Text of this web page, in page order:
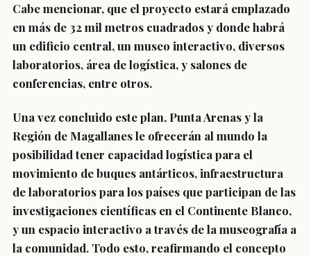
Cabe mencionar, que el proyecto estará emplazado
en más de 32 mil metros cuadrados y donde habrá
un edificio central, un museo interactivo, diversos
laboratorios, área de logística, y salones de
conferencias, entre otros.
Una vez concluido este plan, Punta Arenas y la
Región de Magallanes le ofrecerán al mundo la
posibilidad tener capacidad logística para el
movimiento de buques antárticos, infraestructura
de laboratorios para los países que participan de las
investigaciones científicas en el Continente Blanco,
y un espacio interactivo a través de la museografía a
la comunidad. Todo esto, reafirmando el concepto